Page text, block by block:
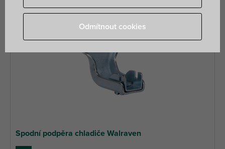
Spodní podpěra chladiče Walraven
Odmítnout cookies